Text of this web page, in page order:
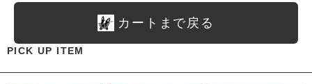
カートまで戻る
PICK UP ITEM